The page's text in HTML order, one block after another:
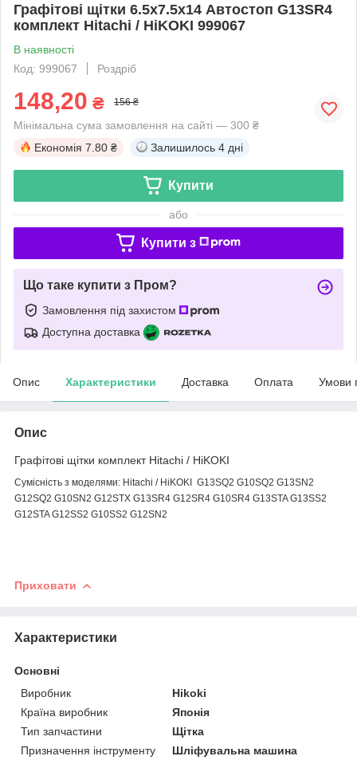
Графітові щітки 6.5х7.5х14 Автостоп G13SR4
комплект Hitachi / HiKOKI 999067
В наявності
Код: 999067
Роздріб
148,20 ₴ 156 ₴
Мінімальна сума замовлення на сайті — 300 ₴
Економія 7.80 ₴ Залишилось 4 дні
Купити
або
Купити з
Що таке купити з Пром?
Замовлення під захистом
Доступна доставка
Опис Характеристики Доставка Оплата Умови
Опис
Графітові щітки комплект Hitachi / HiKOKI
Сумісність з моделями: Hitachi / HiKOKI G13SQ2 G10SQ2 G13SN2
G12SQ2 G10SN2 G12STX G13SR4 G12SR4 G10SR4 G13STA G13SS2
G12STA G12SS2 G10SS2 G12SN2
Приховати
Характеристики
Основні
Виробник
Hikoki
Країна виробник
Японія
Тип запчастини
Щітка
Призначення інструменту
Шліфувальна машина